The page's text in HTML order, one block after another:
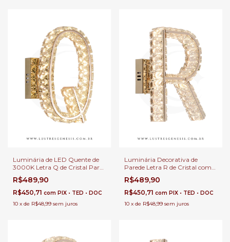
Luminária de LED Quente de
3000K Letra Q de Cristal Para
Decoração de Sala de Estar,
Quartos e Corredor
R$489,90
R$450,71 com PIX • TED • DOC
10 x de R$48,99 sem juros
Luminária Decorativa de
Parede Letra R de Cristal com
LED Integrado Para Cabeceira
de Cama, Corredor e Sala de
Estar
R$489,90
R$450,71 com PIX • TED • DOC
10 x de R$48,99 sem juros